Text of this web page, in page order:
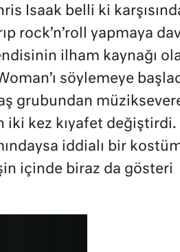
Isaak belli ki
rock’n’roll yapmaya
ilham kaynağı
söylemeye
grubundan
kez kıyafet değiştirdi.
iddialı bir
içinde biraz da gösteri